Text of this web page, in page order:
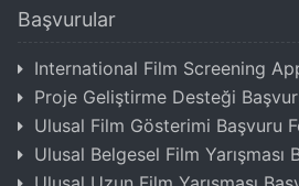
Başvurular
International Film Screening
Proje Geliştirme Desteği
Ulusal Film Gösterimi Başvuru
Ulusal Belgesel Film Yarışması